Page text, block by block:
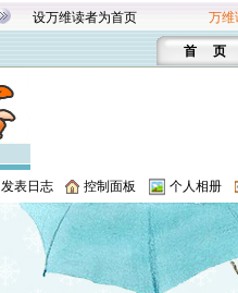
设万维读者为首页 万维
首 页
发表日志 控制面板 个人相册